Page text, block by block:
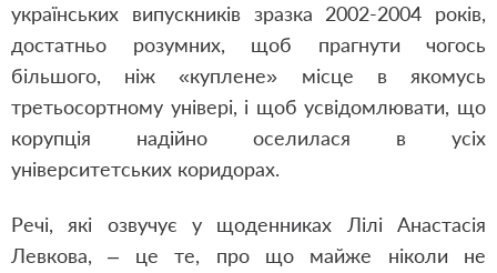
українських випускників зразка 2002-2004 років,
достатньо розумних, щоб прагнути чогось
більшого, ніж «куплене» місце в якомусь
третьосортному універі, і щоб усвідомлювати, що
корупція надійно оселилася в усіх
університетських коридорах.
Речі, які озвучує у щоденниках Лілі Анастасія
Левкова, – це те, про що майже ніколи не